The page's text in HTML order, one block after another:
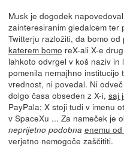
Musk je dogodek
zainteresiranim gledalcem ter
Twitterju razložiti, da bomo
katerem bomo reX-ali X-e
lahkoto odvrgel v koš naziv
pomenila nemajhno institucijo
vrednost, ni povedal. Ni
dolgo časa obseden z X-i, saj
PayPala; X stoji tudi v imenu
v SpaceXu ... Za nameček je
neprijetno podobna enemu
verjetno nemogoče zaščititi.